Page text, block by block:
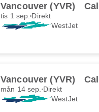
Vancouver (YVR)
tis 1 sep. Direkt
WestJet
Vancouver (YVR)
mån 14 sep. Direkt
WestJet